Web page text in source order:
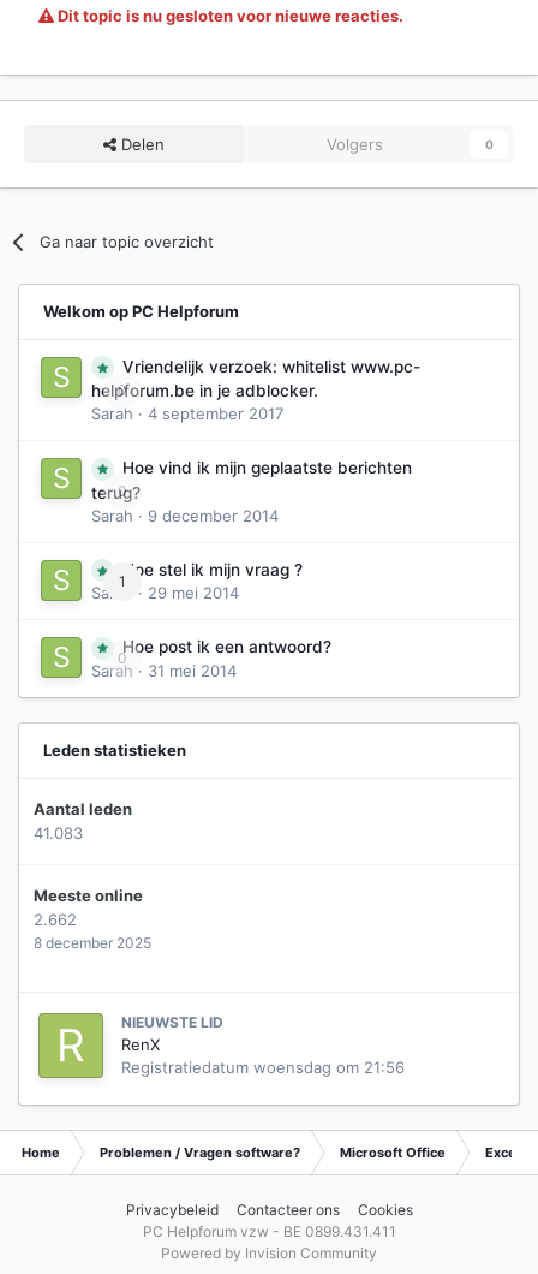
Dit topic is nu gesloten voor nieuwe reacties.
Delen Volgers 0
Ga naar topic overzicht
Welkom op PC Helpforum
0
Vriendelijk verzoek: whitelist www.pc-
helpforum.be in je adblocker.
Sarah · 4 september 2017
0
Hoe vind ik mijn geplaatste berichten
terug?
Sarah · 9 december 2014
1
Hoe stel ik mijn vraag ?
Sarah
· 29 mei 2014
0
Hoe post ik een antwoord?
Sarah · 31 mei 2014
Leden statistieken
Aantal leden
41.083
Meeste online
2.662
8 december 2025
NIEUWSTE LID
RenX
Registratiedatum woensdag om 21:56
Home Problemen / Vragen software? Microsoft Office Excel
Privacybeleid Contacteer ons
Cookies
PC Helpforum vzw - BE 0899.431.411
Powered by Invision Community